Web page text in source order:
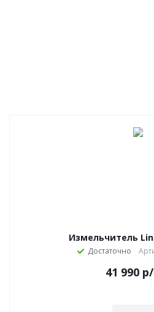
Измельчитель
Достаточно
41 990 р